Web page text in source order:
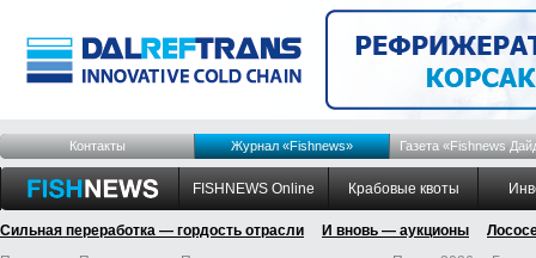
Контакты Журнал «Fishnews» Газета «Fishnews
FISHNEWS Online Крабовые квоты
Сильная переработка — гордость отрасли И вновь — аукционы